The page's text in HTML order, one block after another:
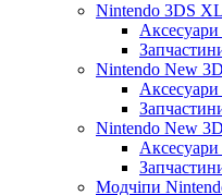
Nintendo 3DS XL
Nintendo New
Nintendo New
Модчіпи